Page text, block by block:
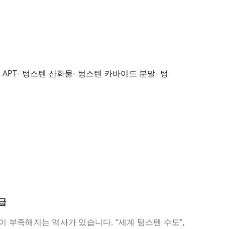
텅스텐 산화물- 텅스텐 카바이드 분말- 텅
부족해지는 역사가 있습니다. “세계 텅스텐 수도”,